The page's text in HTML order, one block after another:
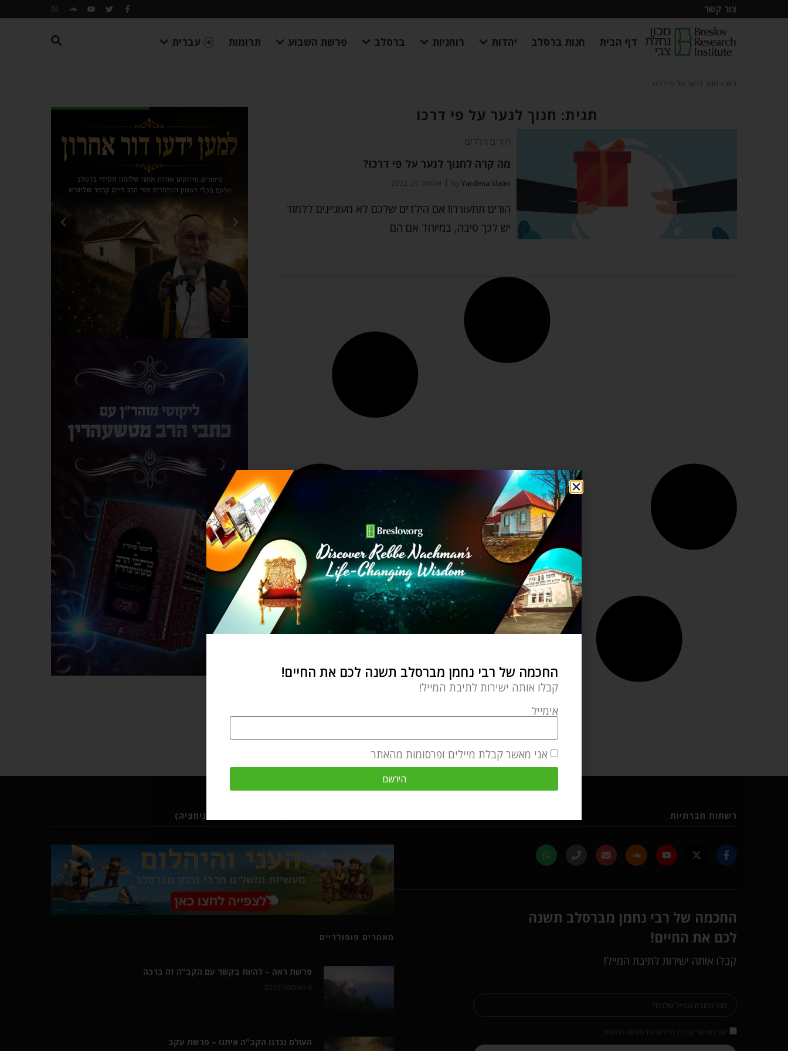
צור קשר
דף הבית חנות ברסלב יהדות רוחניות ברסלב פרשת השבוע תרומות עברית
בית חנוך לנער על פי דרכו
תגית: חנוך לנער על פי דרכו
הורים וילדים
מה קרה לחנוך לנער על פי דרכו?
by Yardena Slater אוגוסט 21, 2022
הורים תתעוררו! אם הילדים שלכם לא מעוניינים ללמוד
יש לכך סיבה, במיוחד אם הם
רשתות חברתיות
החכמה של רבי נחמן מברסלב תשנה
לכם את החיים!
קבלו אותה ישירות לתיבת המייל!
מעשיות ומשלים מרבי נחמן מברסלב (סרטוני אנימציה)
מאמרים פופולריים
פרשת ראה – להיות בקשר עם הקב"ה זה ברכה
העולם נגדנו הקב"ה איתנו – פרשת עקב
החכמה של רבי נחמן מברסלב תשנה לכם את החיים!
קבלו אותה ישירות לתיבת המייל!
אימייל
אני מאשר קבלת מיילים ופרסומות מהאתר
הירשם